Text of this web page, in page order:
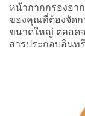
หน้ากากกรองอา
ของคุณที่ต้องจัดก
ขนาดใหญ่ ตลอด
สารประกอบอินท